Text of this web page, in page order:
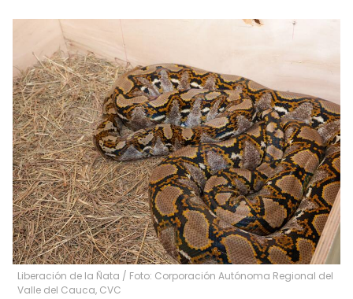
Liberación de la Ñata / Foto: Corporación Autónoma Regional del
Valle del Cauca, CVC